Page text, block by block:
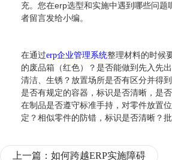
充。您在erp选型和实施中遇到哪些问题
者留言发给小编。
在通过erp企业管理系统整理材料的时候
的废品箱（红色）？是否能做到先入先
清洁、生锈？放置场所是否有区分并得
是否有规定的容器，标识是否清晰，是
在制品是否遵守标准手持，对零件放置
定？相似零件的防错，标识是否清晰？
上一篇： 如何跨越ERP实施障碍